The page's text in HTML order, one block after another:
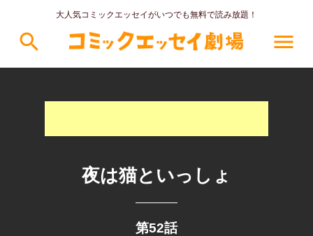
大人気コミックエッセイがいつでも無料で読み放題！
search menu
夜は猫といっしょ
第52話